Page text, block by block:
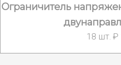
Ограничитель
18 шт. ₽